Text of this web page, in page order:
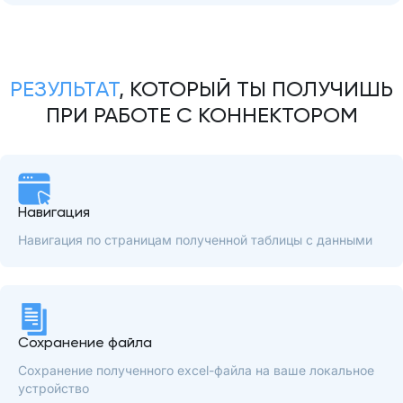
РЕЗУЛЬТАТ, КОТОРЫЙ ТЫ ПОЛУЧИШЬ
ПРИ РАБОТЕ С КОННЕКТОРОМ
Навигация
Навигация по страницам полученной таблицы с данными
Сохранение файла
Сохранение полученного excel-файла на ваше локальное
устройство